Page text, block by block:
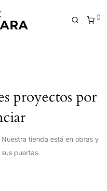
0
proyectos por
tienda está en obras y
puertas.